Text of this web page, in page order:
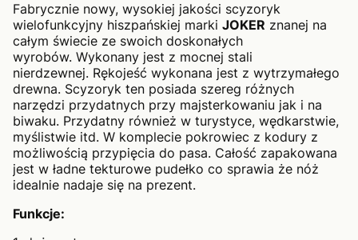
Fabrycznie nowy, wysokiej jakości scyzoryk
wielofunkcyjny hiszpańskiej marki JOKER znanej na
całym świecie ze swoich doskonałych
wyrobów. Wykonany jest z mocnej stali
nierdzewnej. Rękojeść wykonana jest z wytrzymałego
drewna. Scyzoryk ten posiada szereg różnych
narzędzi przydatnych przy majsterkowaniu jak i na
biwaku. Przydatny również w turystyce, wędkarstwie,
myślistwie itd. W komplecie pokrowiec z kodury z
możliwością przypięcia do pasa. Całość zapakowana
jest w ładne tekturowe pudełko co sprawia że nóż
idealnie nadaje się na prezent.
Funkcje: